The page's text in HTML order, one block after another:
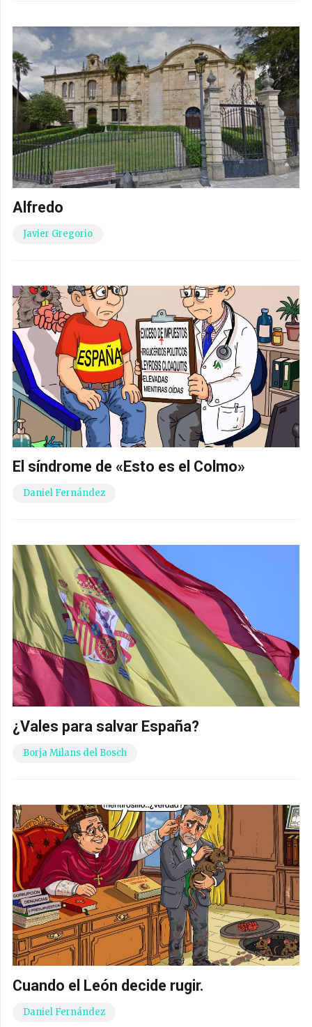
Alfredo
Javier Gregorio
El síndrome de «Esto es el Colmo»
Daniel Fernández
¿Vales para salvar España?
Borja Milans del Bosch
Cuando el León decide rugir.
Daniel Fernández